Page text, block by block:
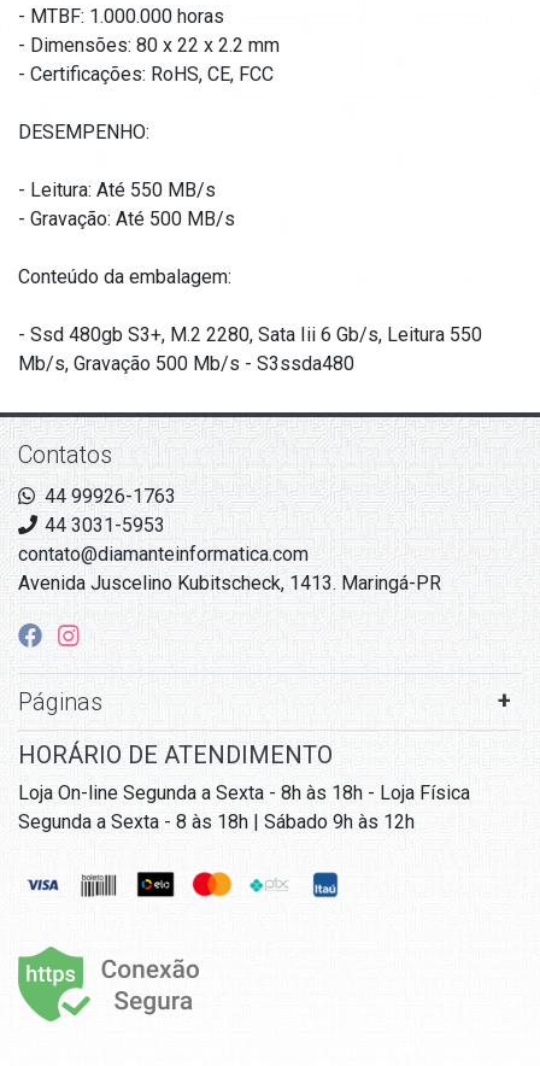
- MTBF: 1.000.000 horas
- Dimensões: 80 x 22 x 2.2 mm
- Certificações: RoHS, CE, FCC
DESEMPENHO:
- Leitura: Até 550 MB/s
- Gravação: Até 500 MB/s
Conteúdo da embalagem:
- Ssd 480gb S3+, M.2 2280, Sata Iii 6 Gb/s, Leitura 550
Mb/s, Gravação 500 Mb/s - S3ssda480
Contatos
44 99926-1763
44 3031-5953
contato@diamanteinformatica.com
Avenida Juscelino Kubitscheck, 1413. Maringá-PR
Páginas
HORÁRIO DE ATENDIMENTO
Loja On-line Segunda a Sexta - 8h às 18h - Loja Física
Segunda a Sexta - 8 às 18h | Sábado 9h às 12h